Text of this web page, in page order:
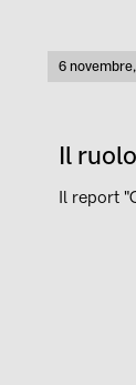
Pubblicato
6
Il
Il report